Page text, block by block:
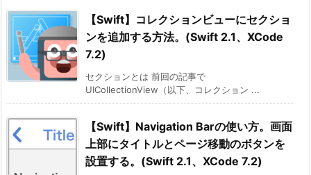
【Swift】コレクションビューにセクショ
ンを追加する方法。(Swift 2.1、XCode
7.2)
セクションとは 前回の記事で
UICollectionView（以下、コレクション ...
【Swift】Navigation Barの使い方。画面
上部にタイトルとページ移動のボタンを
設置する。(Swift 2.1、XCode 7.2)